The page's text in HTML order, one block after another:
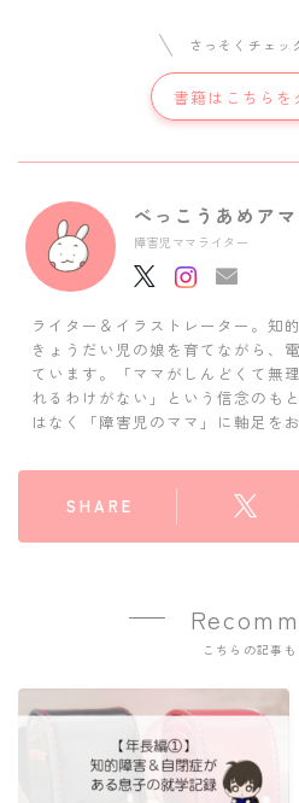
さっそくチェッ
書籍はこちらを
べっこうあめアマ
障害児ママライター
ライター＆イラストレーター。知
きょうだい児の娘を育てながら、
ています。「ママがしんどくて無
れるわけがない」という信念のも
はなく「障害児のママ」に軸足を
SHARE
こちらの記事